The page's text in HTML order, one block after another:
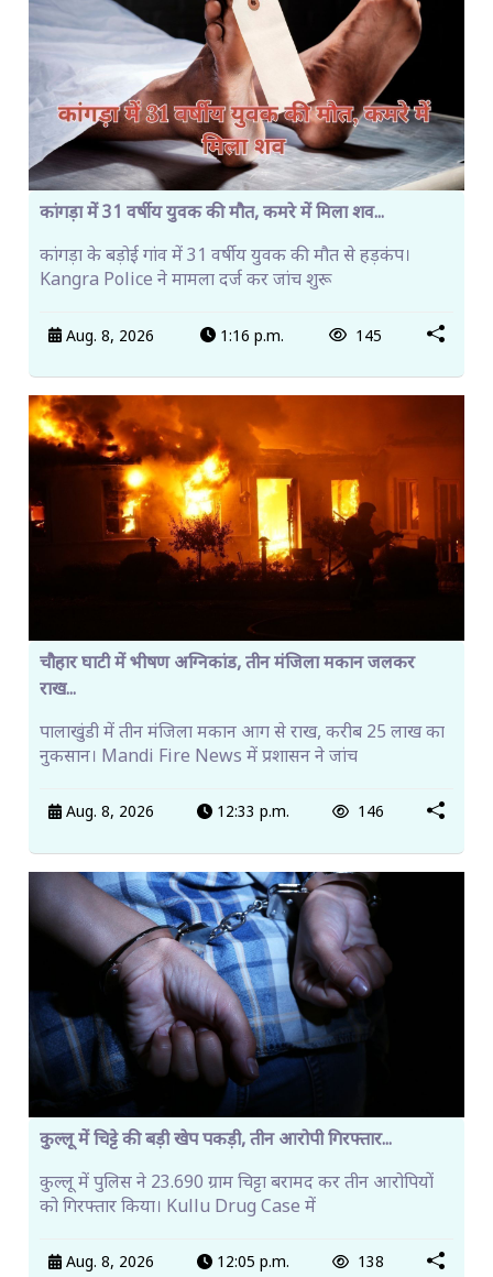
कांगड़ा में 31 वर्षीय युवक की मौत, कमरे में मिला शव...
कांगड़ा के बड़ोई गांव में 31 वर्षीय युवक की मौत से हड़कंप।
Kangra Police ने मामला दर्ज कर जांच शुरू
Aug. 8, 2026 1:16 p.m. 145
चौहार घाटी में भीषण अग्निकांड, तीन मंजिला मकान जलकर
राख...
पालाखुंडी में तीन मंजिला मकान आग से राख, करीब 25 लाख का
नुकसान। Mandi Fire News में प्रशासन ने जांच
Aug. 8, 2026 12:33 p.m. 146
कुल्लू में चिट्टे की बड़ी खेप पकड़ी, तीन आरोपी गिरफ्तार...
कुल्लू में पुलिस ने 23.690 ग्राम चिट्टा बरामद कर तीन आरोपियों
को गिरफ्तार किया। Kullu Drug Case में
Aug. 8, 2026 12:05 p.m. 138